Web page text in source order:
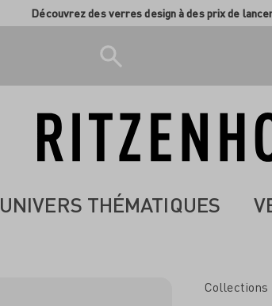
Découvrez des verres design à des prix de
UNIVERS THÉMATIQUES
Collections